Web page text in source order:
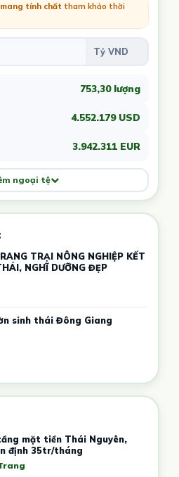
tính chất tham khảo thời
753,30 lượng
4.552.179 USD
3.942.311 EUR
ngoại tệ
TRẠI NÔNG NGHIỆP KẾT
NGHĨ DƯỠNG ĐẸP
sinh thái Đông Giang
mặt tiền Thái Nguyên,
định 35tr/tháng